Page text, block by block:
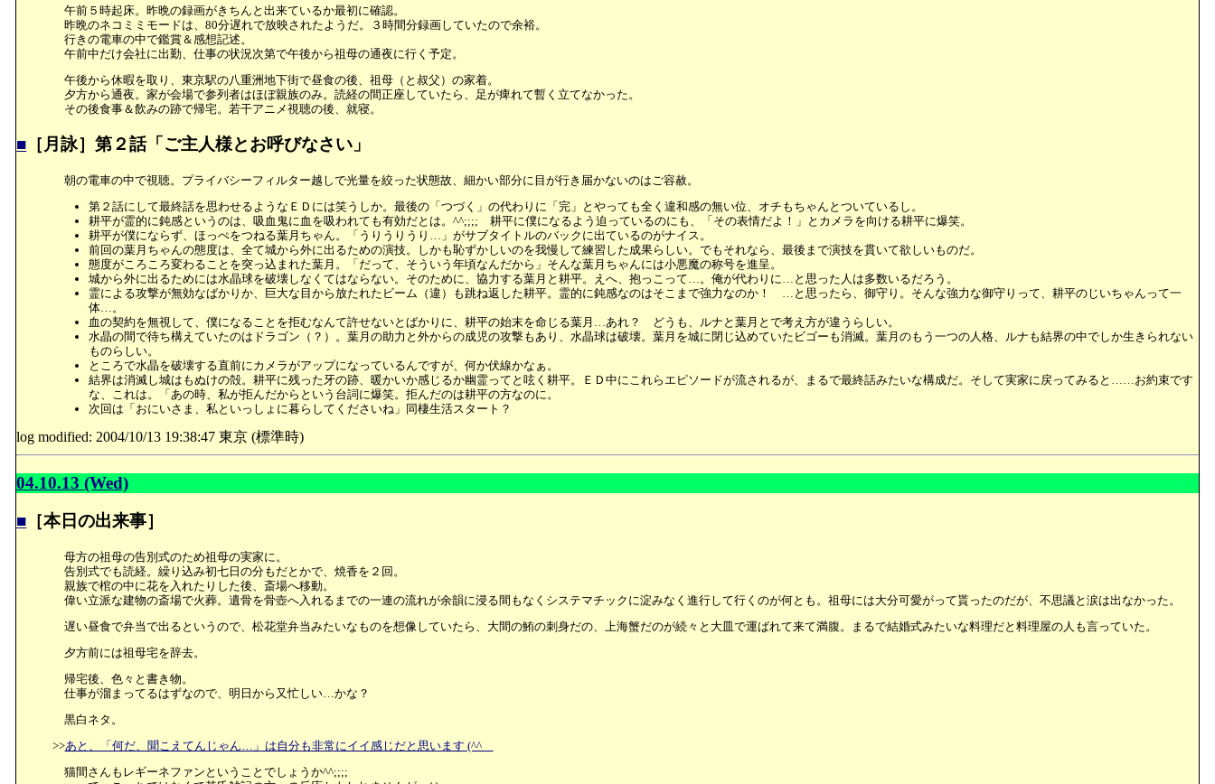
午前５時起床。昨晩の録画がきちんと出来ているか最初に確認。
昨晩のネコミミモードは、80分遅れで放映されたようだ。３時間分録画していたので余裕。
行きの電車の中で鑑賞＆感想記述。
午前中だけ会社に出勤、仕事の状況次第で午後から祖母の通夜に行く予定。
午後から休暇を取り、東京駅の八重洲地下街で昼食の後、祖母（と叔父）の家着。
夕方から通夜。家が会場で参列者はほぼ親族のみ。読経の間正座していたら、足が痺れて暫く立てなかった。
その後食事＆飲みの跡で帰宅。若干アニメ視聴の後、就寝。
■ ［月詠］第２話「ご主人様とお呼びなさい」
朝の電車の中で視聴。プライバシーフィルター越しで光量を絞った状態故、細かい部分に目が行き届かないのはご容赦。
第２話にして最終話を思わせるようなＥＤには笑うしか。最後の「つづく」の代わりに「完」とやっても全く違和感の無い位、オチもちゃんとついているし。
耕平が霊的に鈍感というのは、吸血鬼に血を吸われても有効だとは。^^;;;; 耕平に僕になるよう迫っているのにも、「その表情だよ！」とカメラを向ける耕平に爆笑。
耕平が僕にならず、ほっぺをつねる葉月ちゃん。「うりうりうり…」がサブタイトルのバックに出ているのがナイス。
前回の葉月ちゃんの態度は、全て城から外に出るための演技。しかも恥ずかしいのを我慢して練習した成果らしい。でもそれなら、最後まで演技を貫いて欲しいものだ。
態度がころころ変わることを突っ込まれた葉月。「だって、そういう年頃なんだから」そんな葉月ちゃんには小悪魔の称号を進呈。
城から外に出るためには水晶球を破壊しなくてはならない。そのために、協力する葉月と耕平。えへ、抱っこって…。俺が代わりに…と思った人は多数いるだろう。
霊による攻撃が無効なばかりか、巨大な目から放たれたビーム（違）も跳ね返した耕平。霊的に鈍感なのはそこまで強力なのか！ …と思ったら、御守り。そんな強力な御守りって、耕平のじいちゃんって一
体…。
血の契約を無視して、僕になることを拒むなんて許せないとばかりに、耕平の始末を命じる葉月…あれ？ どうも、ルナと葉月とで考え方が違うらしい。
水晶の間で待ち構えていたのはドラゴン（？）。葉月の助力と外からの成児の攻撃もあり、水晶球は破壊。葉月を城に閉じ込めていたビゴーも消滅。葉月のもう一つの人格、ルナも結界の中でしか生きられない
ものらしい。
ところで水晶を破壊する直前にカメラがアップになっているんですが、何か伏線かなぁ。
結界は消滅し城はもぬけの殻。耕平に残った牙の跡、暖かいか感じるか幽霊ってと呟く耕平。ＥＤ中にこれらエピソードが流されるが、まるで最終話みたいな構成だ。そして実家に戻ってみると……お約束です
な、これは。「あの時、私が拒んだからという台詞に爆笑。拒んだのは耕平の方なのに。
次回は「おにいさま、私といっしょに暮らしてくださいね」同棲生活スタート？
log modified: 2004/10/13 19:38:47 東京 (標準時)
04.10.13 (Wed)
■ ［本日の出来事］
母方の祖母の告別式のため祖母の実家に。
告別式でも読経。繰り込み初七日の分もだとかで、焼香を２回。
親族で棺の中に花を入れたりした後、斎場へ移動。
偉い立派な建物の斎場で火葬。遺骨を骨壺へ入れるまでの一連の流れが余韻に浸る間もなくシステマチックに淀みなく進行して行くのが何とも。祖母には大分可愛がって貰ったのだが、不思議と涙は出なかった。
遅い昼食で弁当で出るというので、松花堂弁当みたいなものを想像していたら、大間の鮪の刺身だの、上海蟹だのが続々と大皿で運ばれて来て満腹。まるで結婚式みたいな料理だと料理屋の人も言っていた。
夕方前には祖母宅を辞去。
帰宅後、色々と書き物。
仕事が溜まってるはずなので、明日から又忙しい…かな？
黒白ネタ。
>>あと、「何だ、聞こえてんじゃん…」は自分も非常にイイ感じだと思います (^^ゞ
猫間さんもレギーネファンということでしょうか^^;;;;